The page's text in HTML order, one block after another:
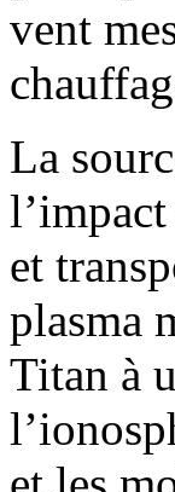
vent
La
et
plasma
Titan à